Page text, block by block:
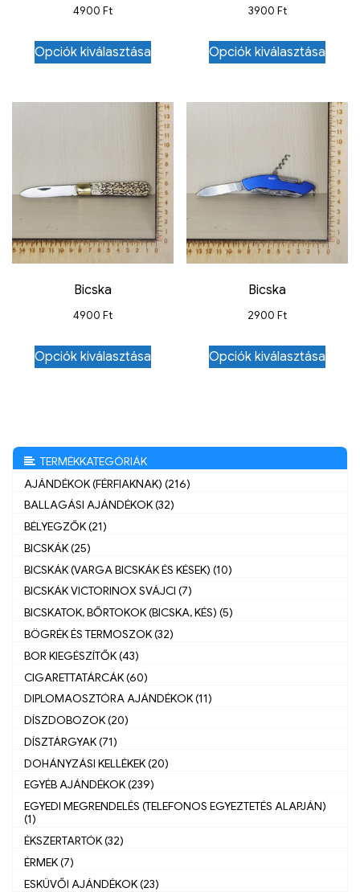
4900 Ft
Opciók kiválasztása
3900 Ft
Opciók kiválasztása
Bicska
4900 Ft
Opciók kiválasztása
Bicska
2900Ft
Opciók kiválasztása
TERMÉKKATEGÓRIÁK
AJÁNDÉKOK (FÉRFIAKNAK) (216)
BALLAGÁSI AJÁNDÉKOK (32)
BÉLYEGZŐK (21)
BICSKÁK (25)
BICSKÁK (VARGA BICSKÁK ÉS KÉSEK) (10)
BICSKÁK VICTORINOX SVÁJCI (7)
BICSKATOK, BŐRTOKOK (BICSKA, KÉS) (5)
BÖGRÉK ÉS TERMOSZOK (32)
BOR KIEGÉSZÍTŐK (43)
CIGARETTATÁRCÁK (60)
DIPLOMAOSZTÓRA AJÁNDÉKOK (11)
DÍSZDOBOZOK (20)
DÍSZTÁRGYAK (71)
DOHÁNYZÁSI KELLÉKEK (20)
EGYÉB AJÁNDÉKOK (239)
EGYEDI MEGRENDELÉS (TELEFONOS EGYEZTETÉS ALAPJÁN)
(1)
ÉKSZERTARTÓK (32)
ÉRMEK (7)
ESKÜVŐI AJÁNDÉKOK (23)